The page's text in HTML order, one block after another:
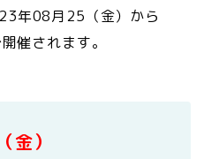
年08月25（金）から
催されます。
）